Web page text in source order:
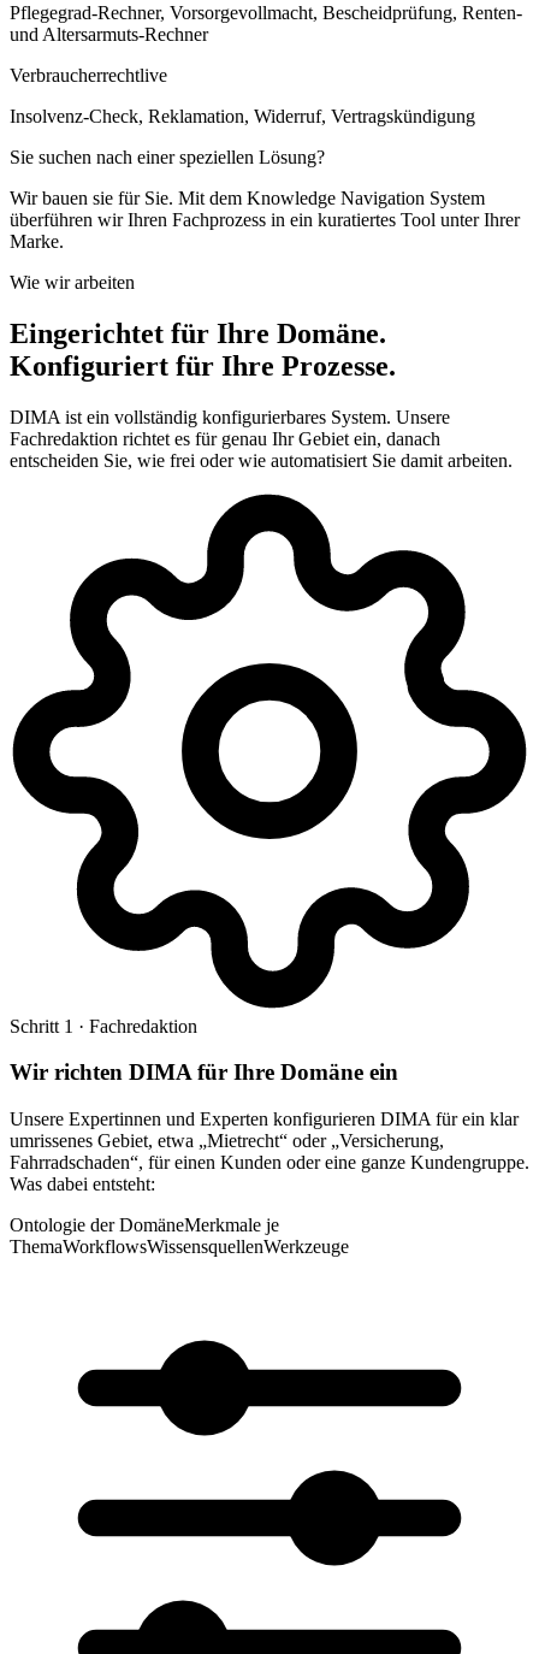
Pflegegrad-Rechner, Vorsorgevollmacht, Bescheidprüfung, Renten-
und Altersarmuts-Rechner
Verbraucherrechtlive
Insolvenz-Check, Reklamation, Widerruf, Vertragskündigung
Sie suchen nach einer speziellen Lösung?
Wir bauen sie für Sie. Mit dem Knowledge Navigation System
überführen wir Ihren Fachprozess in ein kuratiertes Tool unter Ihrer
Marke.
Wie wir arbeiten
Eingerichtet für Ihre Domäne.
Konfiguriert für Ihre Prozesse.
DIMA ist ein vollständig konfigurierbares System. Unsere
Fachredaktion richtet es für genau Ihr Gebiet ein, danach
entscheiden Sie, wie frei oder wie automatisiert Sie damit arbeiten.
Schritt 1 · Fachredaktion
Wir richten DIMA für Ihre Domäne ein
Unsere Expertinnen und Experten konfigurieren DIMA für ein klar
umrissenes Gebiet, etwa „Mietrecht“ oder „Versicherung,
Fahrradschaden“, für einen Kunden oder eine ganze Kundengruppe.
Was dabei entsteht:
Ontologie der DomäneMerkmale je
ThemaWorkflowsWissensquellenWerkzeuge